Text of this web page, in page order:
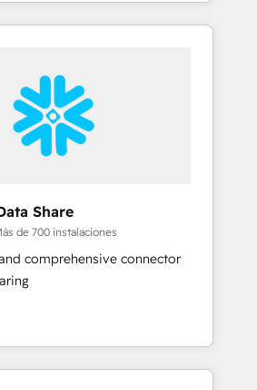
Share
de 700 instalaciones
comprehensive connector